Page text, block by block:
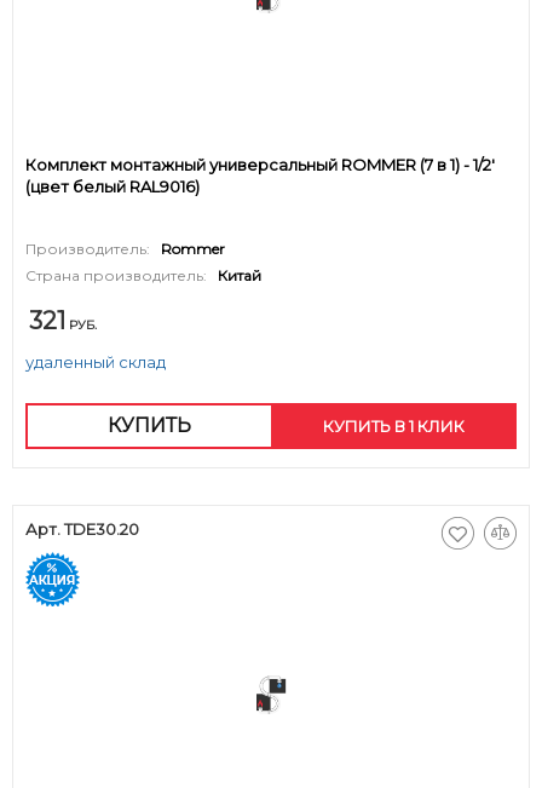
Комплект монтажный универсальный ROMMER (7 в 1) - 1/2'
(цвет белый RAL9016)
Производитель:
Rommer
Страна производитель:
Китай
321 РУБ.
удаленный склад
КУПИТЬ КУПИТЬ В 1 КЛИК
Арт. TDE30.20